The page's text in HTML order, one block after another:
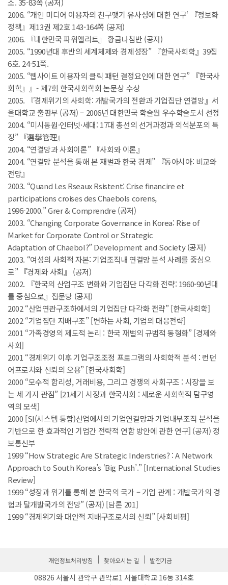
소. 35-83쪽 (공저)
2006. “개인 미디어 이용자의 친구맺기 유사성에 대한 연구‘ 『정보화
정책』제13권 제2호 143-164쪽 (공저)
2006. 『대한민국 파워엘리트』 황금나침반 (공저)
2005. “1990년대 후반의 세계체제와 경제성장” 『한국사회학』39집
6호. 24-51쪽.
2005. “웹사이트 이용자의 클릭 패턴 결정요인에 대한 연구” 『한국사
회학』』- 제7회 한국사회학회 논문상 수상
2005. 『경제위기의 사회학: 개발국가의 전환과 기업집단 연결망』서
울대학교 출판부 (공저) – 2006년 대한민국 학술원 우수학술도서 선정
2004. “미시동원·인터넷·세대: 17대 총선의 선거과정과 의석분포의 특
징” 『選擧管理』
2004. “연결망과 사회이론” 『사회와 이론』
2004. “연결망 분석을 통해 본 재벌과 한국 경제” 『동아시아: 비교와
전망』
2003. “Quand Les Rseaux Rsistent: Crise financire et
participations croises des Chaebols corens,
1996-2000.” Grer & Comprendre (공저)
2003. “Changing Corporate Governance in Korea: Rise of
Market for Corporate Control or Strategic
Adaptation of Chaebol?” Development and Society (공저)
2003. “여성의 사회적 자본: 기업조직내 연결망 분석 사례를 중심으
로” 『경제와 사회』 (공저)
2002. 『한국의 산업구조 변화와 기업집단 다각화 전략: 1960-90년대
를 중심으로』집문당 (공저)
2002 “산업연관구조하에서의 기업집단 다각화 전략” [한국사회학]
2002 “기업집단 지배구조” [변하는 사회, 기업의 대응전략]
2001 “가족경영의 제도적 논리 : 한국 재벌의 규범적 동형화” [경제와
사회]
2001 “경제위기 이후 기업구조조정 프로그램의 사회학적 분석 : 런던
어프로치와 신뢰의 오용” [한국사회학]
2000 “모수적 합리성, 거래비용, 그리고 경쟁의 사회구조 : 시장을 보
는 세 가지 관점” [21세기 시장과 한국사회 : 새로운 사회학적 탐구영
역의 모색]
2000 [SI(시스템 통합)산업에서의 기업연결망과 기업내부조직 분석을
기반으로 한 효과적인 기업간 전략적 연합 방안에 관한 연구] (공저) 정
보통신부
1999 “How Strategic Are Strategic Inderstries? : A Network
Approach to South Korea’s ‘Big Push’.” [International Studies
Review]
1999 “성장과 위기를 통해 본 한국의 국가 – 기업 관계 : 개발국가의 경
험과 탈개발국가의 전망” (공저) [담론 201]
1999 “경제위기와 대안적 지배구조로서의 신뢰” [사회비평]
개인정보처리방침 찾아오시는 길 발전기금
08826 서울시 관악구 관악로1 서울대학교 16동 314호